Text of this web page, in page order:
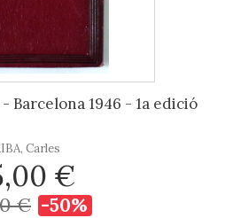
Barcelona 1946 - 1a edició
Carles
€
€ -50%